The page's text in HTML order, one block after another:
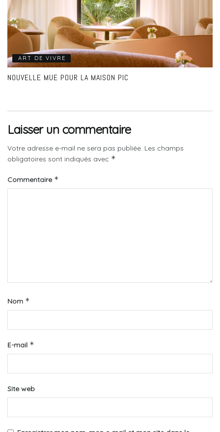
ART DE VIVRE
NOUVELLE MUE POUR LA MAISON PIC
Laisser un commentaire
Votre adresse e-mail ne sera pas publiée. Les champs
obligatoires sont indiqués avec *
Commentaire *
Nom *
E-mail *
Site web